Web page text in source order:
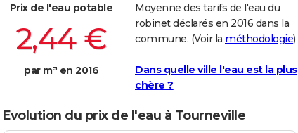
Prix de l'eau potable
2,44 €
par m³ en 2016
Moyenne des tarifs de l'eau du
robinet déclarés en 2016 dans la
commune. (Voir la méthodologie)
Dans quelle ville l'eau est la plus
chère ?
Evolution du prix de l'eau à Tourneville